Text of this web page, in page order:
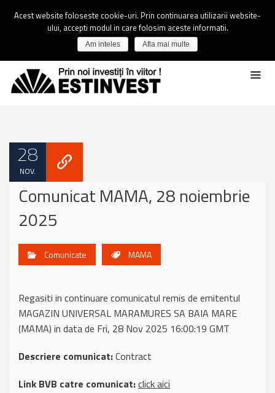
28
NOV.
Comunicat MAMA, 28 noiembrie
2025
Comunicate MAMA
Regasiti in continuare comunicatul remis de emitentul
MAGAZIN UNIVERSAL MARAMURES SA BAIA MARE
(MAMA) in data de Fri, 28 Nov 2025 16:00:19 GMT
Descriere comunicat:Contract
Link BVB catre comunicat:click aici
Acest website foloseste cookie-uri. Prin continuarea utilizarii website-
ului, accepti modul in care folosim aceste informatii.
Am inteles Afla mai multe